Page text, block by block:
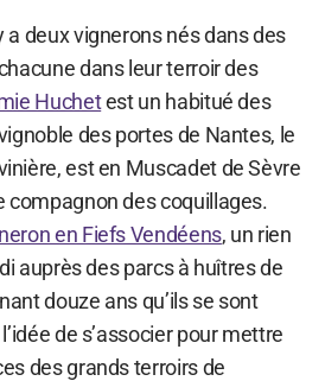
a deux vignerons nés dans des
dans leur terroir des
Huchetest un habitué des
des portes de Nantes, le
est en Muscadet de Sèvre
compagnon des coquillages.
en Fiefs Vendéens, un rien
auprès des parcs à huîtres de
douze ans qu’ils se sont
de s’associer pour mettre
des grands terroirs de